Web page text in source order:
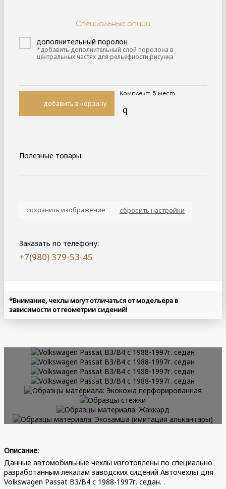
Специальные опции
дополнительный поролон
*добавить дополнительный слой поролона в
центральных частях для рельефности рисунка
добавить в корзину
Комплект 5 мест
q
Полезные товары:
сохранить изображение сбросить настройки
Заказать по телефону:
+7(980) 379-53-45
*Внимание, чехлы могут отличаться от модельера в
зависимости от геометрии сидений!
Примеры нашей работы
ПОДРОБНЕЕ
Примеры нашей работы
ПОДРОБНЕЕ
Образцы материала: Экокожа
перфорированная
Образцы стёжки
ПОДРОБНЕЕ
Образцы материала: Жаккард
ПОДРОБНЕЕ
Образцы материала: Экозамша
ПОДРОБНЕЕ
Описание:
Данные автомобильные чехлы изготовлены по специально
разработанным лекалам заводских сидений Авточехлы для
Volkswagen Passat B3/B4 с 1988-1997г. седан. .